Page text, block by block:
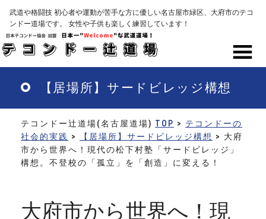
Skip
main
content
武道や格闘技 初心者や運動が苦手な方に優しい名古屋市緑区、大府市のテコ
ンドー道場です。 女性や子供も楽しく練習しています！
【居場所】サードビレッジ構想
テコンドー辻道場(名古屋道場) TOP > テコンドーの
社会的実践 > 【居場所】サードビレッジ構想 > 大府
市から世界へ！現代の松下村塾「サードビレッジ」
構想。不登校の「孤立」を「創造」に変える！
大府市から世界へ！現